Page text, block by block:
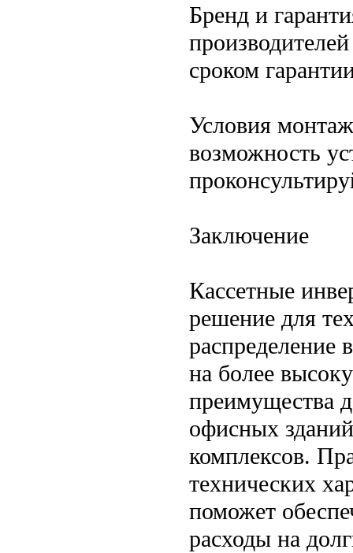
Бренд и
сроком
Условия
возможность
Заключение
Кассетные
решение для
распределение
на более
преимущества
офисных
комплексов.
технических
поможет
расходы на